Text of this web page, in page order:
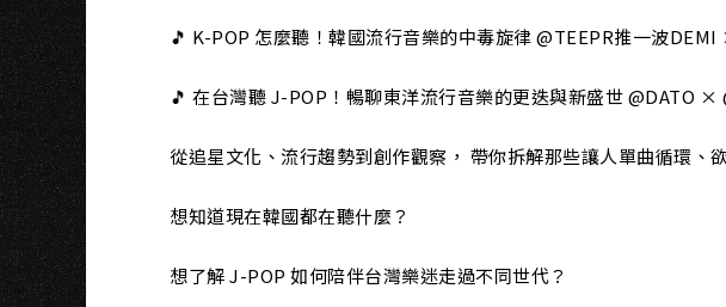
🎵 K-POP 怎麼聽！韓國流行音樂的中毒旋律 @TEEPR推一波
🎵 在台灣聽 J-POP！暢聊東洋流行音樂的更迭與新盛世 @DATO ×
從追星文化、流行趨勢到創作觀察， 帶你拆解那些讓人單曲循環、
想知道現在韓國都在聽什麼？
想了解 J-POP 如何陪伴台灣樂迷走過不同世代？